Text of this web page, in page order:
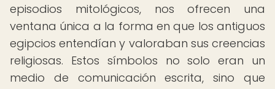
episodios mitológicos, nos ofrecen una
ventana única a la forma en que los antiguos
egipcios entendían y valoraban sus creencias
religiosas. Estos símbolos no solo eran un
medio de comunicación escrita, sino que